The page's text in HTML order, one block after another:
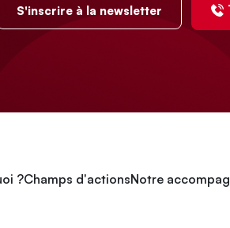
S'inscrire à la newsletter
?Champs d'actionsNotre